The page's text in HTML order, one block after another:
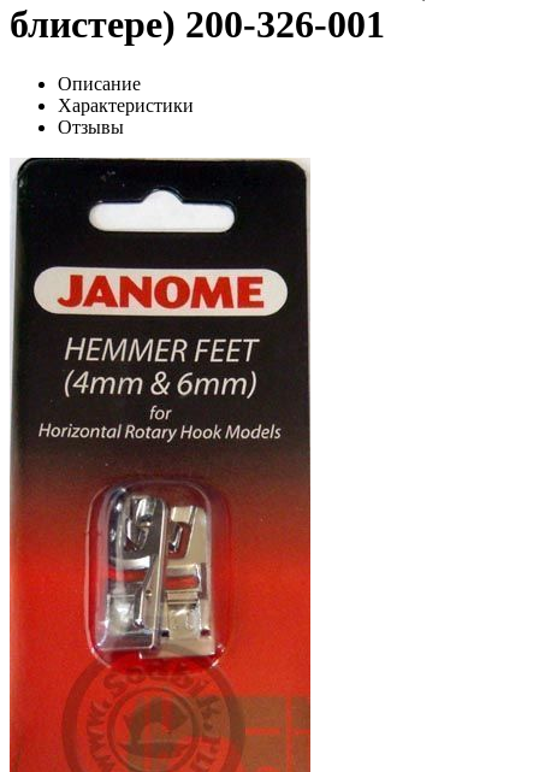
блистере) 200-326-001
Описание
Характеристики
Отзывы